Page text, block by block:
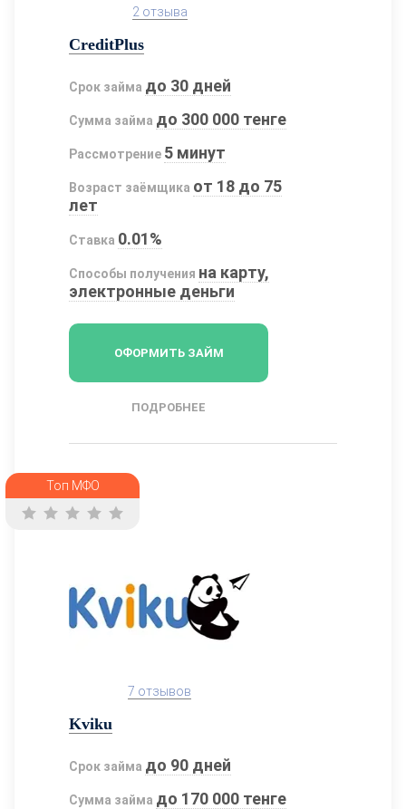
2 отзыва
CreditPlus
Срок займа до 30 дней
Сумма займа до 300 000 тенге
Рассмотрение 5 минут
Возраст заёмщика от 18 до 75
лет
Ставка 0.01%
Способы получения на карту,
электронные деньги
ОФОРМИТЬ ЗАЙМ
ПОДРОБНЕЕ
Топ МФО
7 отзывов
Kviku
Срок займа до 90 дней
Сумма займа до 170 000 тенге